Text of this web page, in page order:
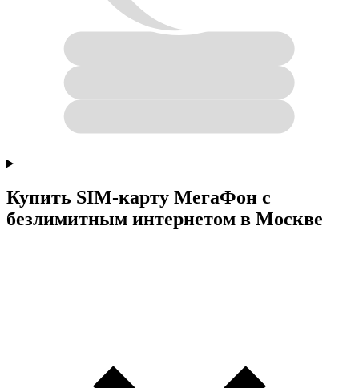
Купить SIM-карту МегаФон с
безлимитным интернетом в Москве